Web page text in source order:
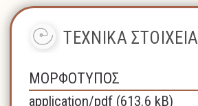
ΤΕΧΝΙΚΑ ΣΤΟΙΧΕΙΑ
ΜΟΡΦΟΤΥΠΟΣ
application/pdf (613.6 kB)